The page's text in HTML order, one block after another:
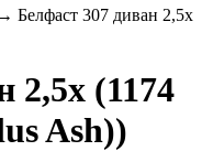
→ Белфаст 307 диван 2,5х
2,5х (1174
Ash))